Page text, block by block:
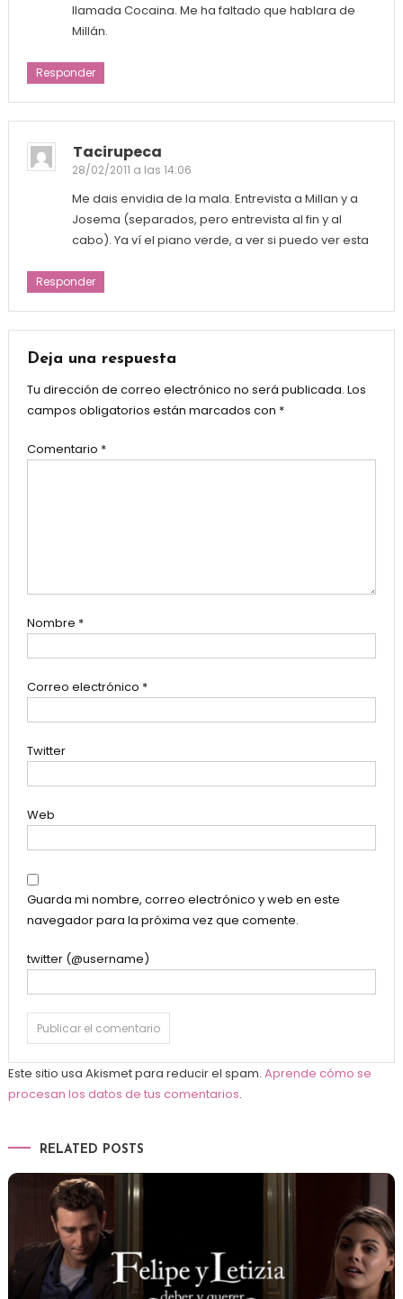
llamada Cocaina. Me ha faltado que hablara de
Millán.
Responder
Tacirupeca
28/02/2011 a las 14:06
Me dais envidia de la mala. Entrevista a Millan y a
Josema (separados, pero entrevista al fin y al
cabo). Ya ví el piano verde, a ver si puedo ver esta
Responder
Deja una respuesta
Tu dirección de correo electrónico no será publicada. Los
campos obligatorios están marcados con *
Comentario *
Nombre *
Correo electrónico *
Twitter
Web
Guarda mi nombre, correo electrónico y web en este
navegador para la próxima vez que comente.
twitter (@username)
Este sitio usa Akismet para reducir el spam. Aprende cómo se
procesan los datos de tus comentarios.
RELATED POSTS